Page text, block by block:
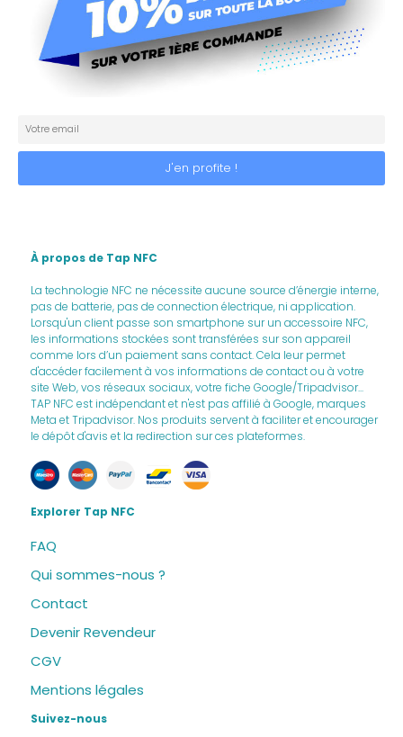
À propos de Tap NFC
La technologie NFC ne nécessite aucune source d’énergie interne,
pas de batterie, pas de connection électrique, ni application.
Lorsqu'un client passe son smartphone sur un accessoire NFC,
les informations stockées sont transférées sur son appareil
comme lors d’un paiement sans contact. Cela leur permet
d'accéder facilement à vos informations de contact ou à votre
site Web, vos réseaux sociaux, votre fiche Google/Tripadvisor...
TAP NFC est indépendant et n'est pas affilié à Google, marques
Meta et Tripadvisor. Nos produits servent à faciliter et encourager
le dépôt d'avis et la redirection sur ces plateformes.
Explorer Tap NFC
FAQ
Qui sommes-nous ?
Contact
Devenir Revendeur
CGV
Mentions légales
Suivez-nous